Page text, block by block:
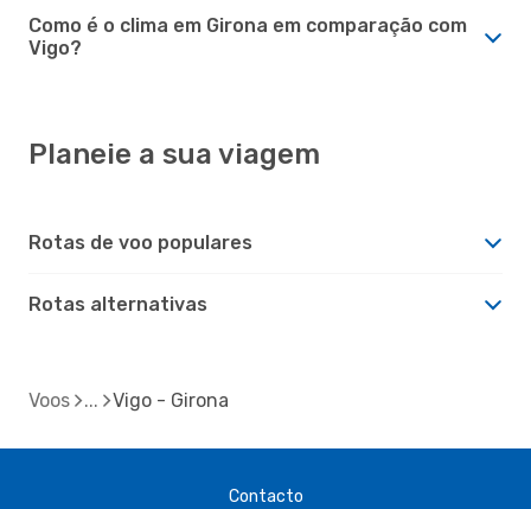
Como é o clima em Girona em comparação com
Vigo?
Planeie a sua viagem
Rotas de voo populares
Rotas alternativas
Voos Vigo - Girona
Contacto